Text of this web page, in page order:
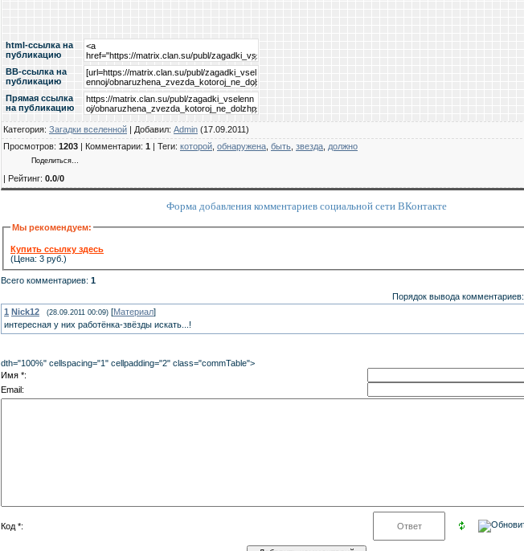
html-cсылка на
публикацию
BB-cсылка на
публикацию
Прямая ссылка
на публикацию
Категория: Загадки вселенной | Добавил: Admin (17.09.2011)
Просмотров: 1203 | Комментарии: 1 | Теги: которой обнаружена быть звезда должно
Поделиться…
| Рейтинг: 0.0/0
Форма добавления комментариев социальной сети ВКонтакте
Мы рекомендуем:
Купить ссылку здесь
(Цена: 3 руб.)
Всего комментариев: 1
Порядок вывода комментариев:
1 Nick12 (28.09.2011 00:09) [Материал]
интересная у них работёнка-звёзды искать...!
dth="100%" cellspacing="1" cellpadding="2" class="commTable">
Имя *:
Email:
Код *: